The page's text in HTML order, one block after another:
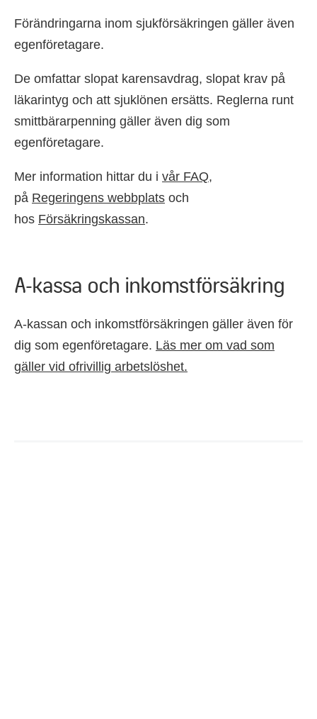
Förändringarna inom sjukförsäkringen gäller även
egenföretagare.
De omfattar slopat karensavdrag, slopat krav på
läkarintyg och att sjuklönen ersätts. Reglerna runt
smittbärarpenning gäller även dig som
egenföretagare.
Mer information hittar du i vår FAQ,
på Regeringens webbplats och
hos Försäkringskassan.
A-kassa och inkomstförsäkring
A-kassan och inkomstförsäkringen gäller även för
dig som egenföretagare. Läs mer om vad som
gäller vid ofrivillig arbetslöshet.